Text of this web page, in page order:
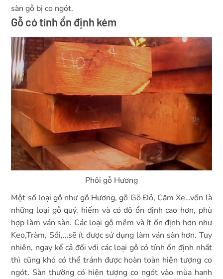
sàn gỗ bị co ngót.
Gỗ có tính ổn định kém
Phôi gỗ Hương
Một số loại gỗ như gỗ Hương, gỗ Gõ Đỏ, Căm Xe…vốn là
những loại gỗ quý, hiếm và có độ ổn định cao hơn, phù
hợp làm ván sàn. Các loại gỗ mềm và ít ổn định hơn như
Keo,Tràm, Sồi,…sẽ ít được sử dụng làm ván sàn hơn. Tuy
nhiên, ngay kể cả đối với các loại gỗ có tính ổn định nhất
thì cũng khó có thể tránh được hoàn toàn hiện tượng co
ngót. Sàn thường có hiện tượng co ngót vào mùa hanh